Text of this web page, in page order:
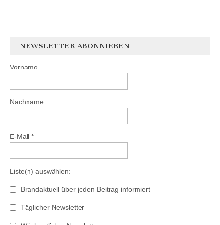
NEWSLETTER ABONNIEREN
Vorname
Nachname
E-Mail *
Liste(n) auswählen:
Brandaktuell über jeden Beitrag informiert
Täglicher Newsletter